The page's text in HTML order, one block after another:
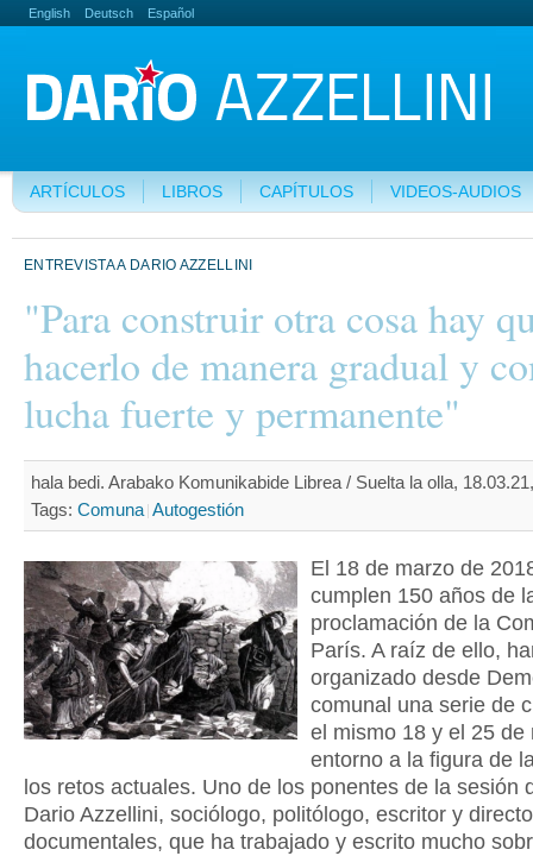
English Deutsch Español
ARTÍCULOS LIBROS CAPÍTULOS VIDEOS-AUDIOS
ENTREVISTA A DARIO AZZELLINI
"Para construir otra cosa hay
hacerlo de manera gradual y
lucha fuerte y permanente"
hala bedi. Arabako Komunikabide Librea / Suelta la olla,
Tags: Comuna Autogestión
El 18 de marzo de
cumplen 150 años de
proclamación de la
París. A raíz de ello,
organizado desde
comunal una serie de
el mismo 18 y el 25 de
entorno a la figura de
los retos actuales. Uno de los ponentes de la sesión
Dario Azzellini, sociólogo, politólogo, escritor y
documentales, que ha trabajado y escrito mucho